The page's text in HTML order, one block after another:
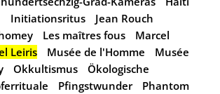
Initiationsritus
Jean Rouch
Les maîtres fous
Marcel
Leiris Musée de l'Homme
Musée
Okkultismus
Ökologische
Pfingstwunder
Phantom